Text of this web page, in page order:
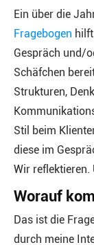
Ein über die
Fragebogen
Gespräch und/
Schäfchen
Strukturen,
Stil beim
diese im
Wir reflektieren.
Worauf
Das ist die
durch meine